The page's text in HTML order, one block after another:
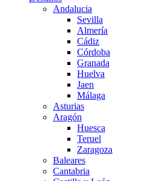
Andalucia
Sevilla
Almería
Cádiz
Córdoba
Granada
Huelva
Jaen
Málaga
Asturias
Aragón
Huesca
Teruel
Zaragoza
Baleares
Cantabria